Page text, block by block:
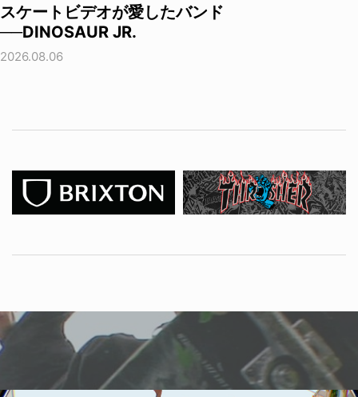
スケートビデオが愛したバンド
──DINOSAUR JR.
2026.08.06